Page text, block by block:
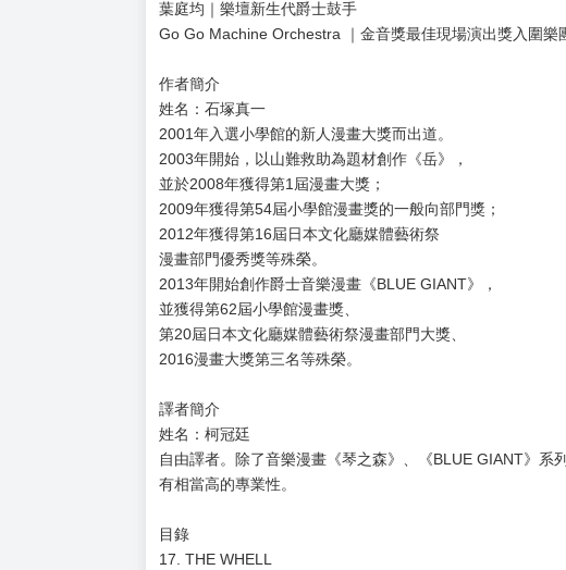
─┤各界音樂家、教育家熱情推薦├─
吳俊良｜彰化愛樂室內樂團團長
林義凱｜大村國小合唱團指揮
魏相英｜倫敦大學音樂教育碩士
莊凱圍｜單簧管演奏家
葉庭均｜樂壇新生代爵士鼓手
Go Go Machine Orchestra ｜金音獎最佳現場演出獎入圍樂團
作者簡介
姓名：石塚真一
2001年入選小學館的新人漫畫大獎而出道。
並於2008年獲得第1屆漫畫大獎；
2009年獲得第54屆小學館漫畫獎的一般向部門獎；
2012年獲得第16屆日本文化廳媒體藝術祭
漫畫部門優秀獎等殊榮。
並獲得第62屆小學館漫畫獎、
第20屆日本文化廳媒體藝術祭漫畫部門大獎、